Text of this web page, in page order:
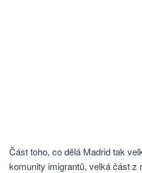
Část toho, co dělá Madrid tak
komunity imigrantů, velká část z